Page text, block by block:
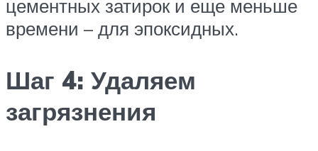
цементных затирок и еще меньше
времени – для эпоксидных.
Шаг 4: Удаляем
загрязнения